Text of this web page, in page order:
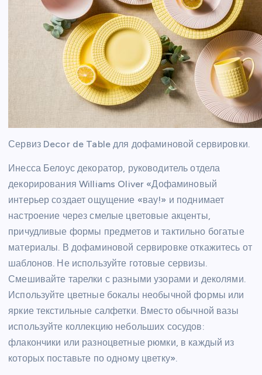
Сервиз Decor de Table для дофаминовой сервировки.
Инесса Белоус декоратор, руководитель отдела
декорирования Williams Oliver «Дофаминовый
интерьер создает ощущение «вау!» и поднимает
настроение через смелые цветовые акценты,
причудливые формы предметов и тактильно богатые
материалы. В дофаминовой сервировке откажитесь от
шаблонов. Не используйте готовые сервизы.
Смешивайте тарелки с разными узорами и деколями.
Используйте цветные бокалы необычной формы или
яркие текстильные салфетки. Вместо обычной вазы
используйте коллекцию небольших сосудов:
флакончики или разноцветные рюмки, в каждый из
которых поставьте по одному цветку».